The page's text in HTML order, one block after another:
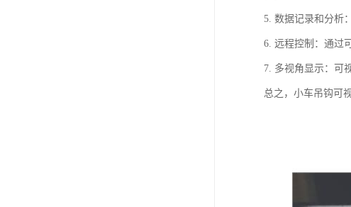
5. 数据记录和分析
6. 远程控制：通过
7. 多视角显示：可
总之，小车吊钩可